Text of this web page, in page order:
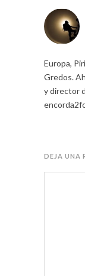
Europa,
Gredos.
y director
DEJA UNA